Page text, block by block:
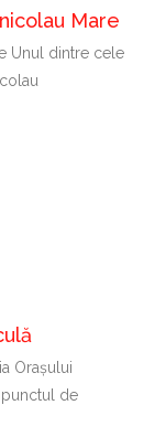
Mare
Unul dintre cele
Orașului
de